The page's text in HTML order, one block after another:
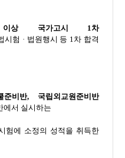
상 국가고시 1차
시험 · 법원행시 등 1차 합격
준비반, 국립외교원준비반
에서 실시하는
에 소정의 성적을 취득한